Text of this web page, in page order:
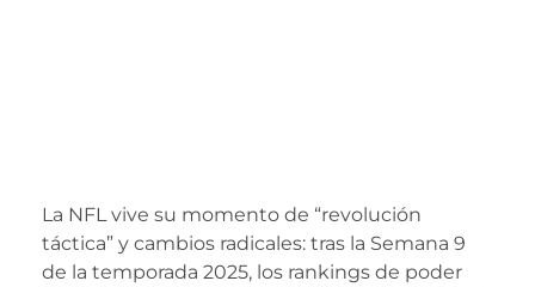
La NFL vive su momento de “revolución
táctica” y cambios radicales: tras la Semana 9
de la temporada 2025, los rankings de poder